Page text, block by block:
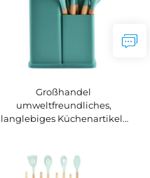
Großhandel
umweltfreundliches,
langlebiges Küchenartikel-
teiliges Set, antihaft- und
rutschfestes Spatel- und